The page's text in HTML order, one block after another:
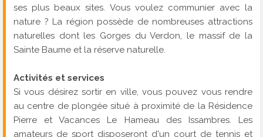
ses plus beaux sites. Vous voulez communier avec la
nature ? La région possède de nombreuses attractions
naturelles dont les Gorges du Verdon, le massif de la
Sainte Baume et la réserve naturelle.
Activités et services
Si vous désirez sortir en ville, vous pouvez vous rendre
au centre de plongée situé à proximité de la Résidence
Pierre et Vacances Le Hameau des Issambres. Les
amateurs de sport disposeront d'un court de tennis et